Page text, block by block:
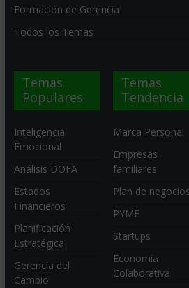
Formación de Gerencia
Todos los Temas
Temas
Populares
Inteligencia
Emocional
Análisis DOFA
Estados
Financieros
Planificación
Estratégica
Gerencia del
Cambio
Temas
Tendencia
Marca Personal
Empresas
familiares
Plan de negocios
PYME
Startups
Economia
Colaborativa